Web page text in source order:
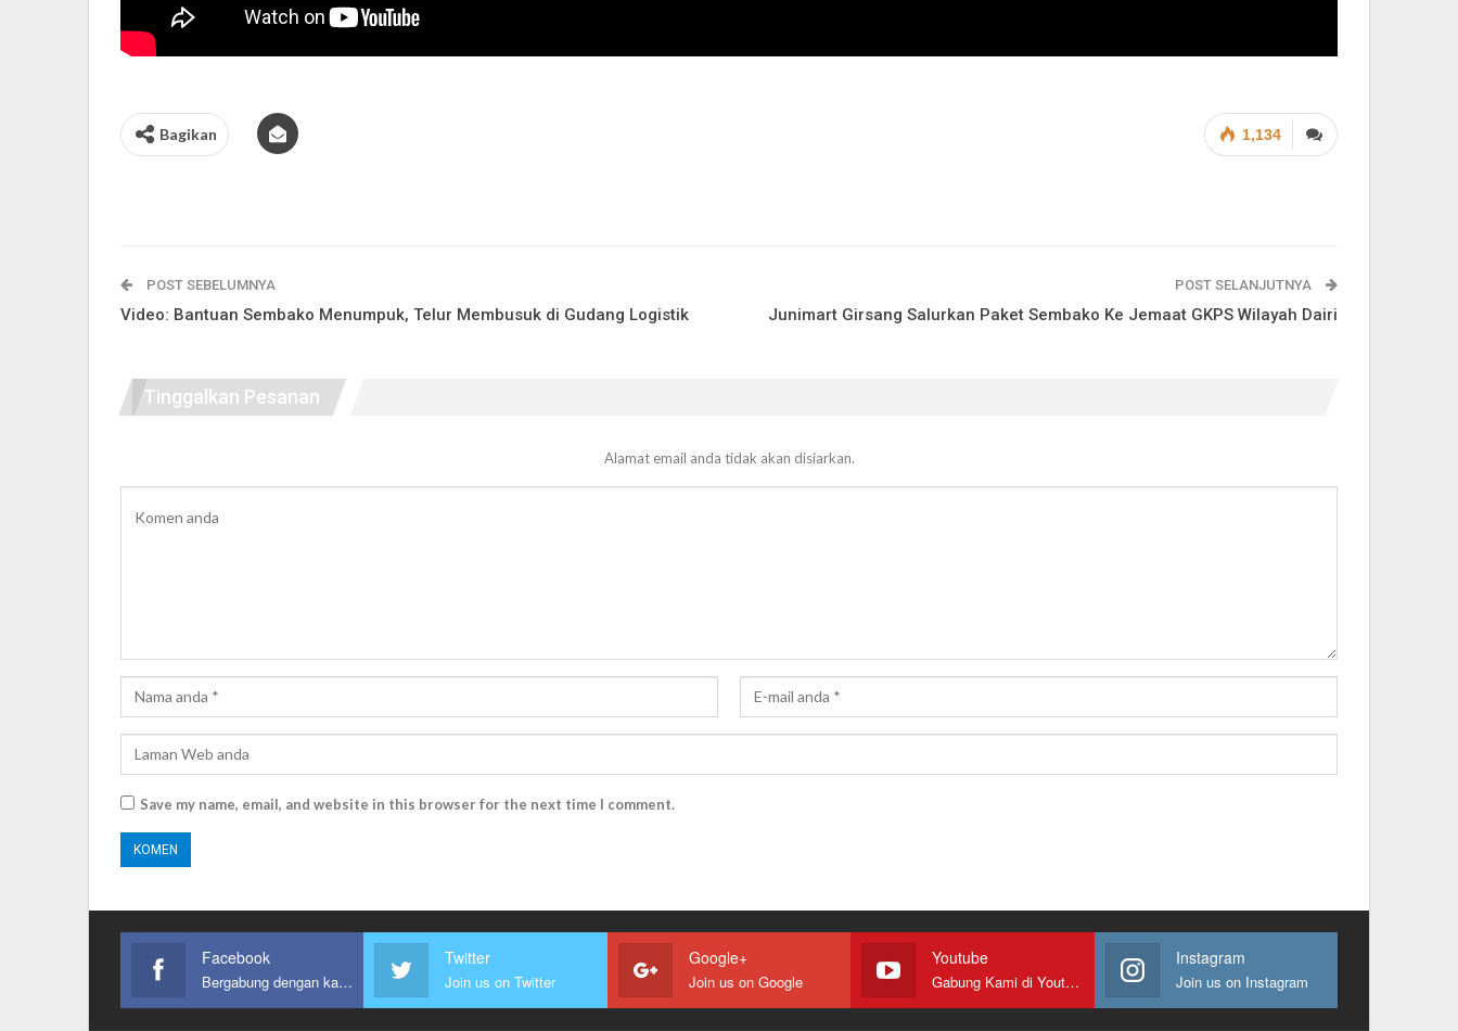
1,134
Bagikan
POST SEBELUMNYA
Video: Bantuan Sembako Menumpuk, Telur Membusuk di Gudang Logistik
POST SELANJUTNYA
Junimart Girsang Salurkan Paket Sembako Ke Jemaat GKPS Wilayah Dairi
Tinggalkan Pesanan
Alamat email anda tidak akan disiarkan.
Save my name, email, and website in this browser for the next time I comment.
Facebook
Bergabung dengan kami
Twitter
Join us on Twitter
Google+
Join us on Google
Youtube
Gabung Kami di Youtube
Instagram
Join us on Instagram